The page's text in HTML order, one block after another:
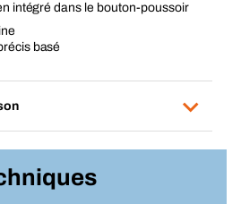
intégré dans le bouton-poussoir
basé